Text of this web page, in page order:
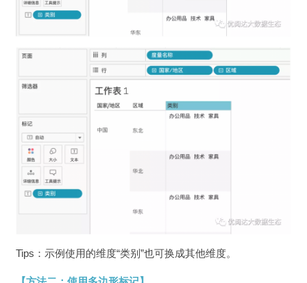
Tips：示例使用的维度“类别”也可换成其他维度。